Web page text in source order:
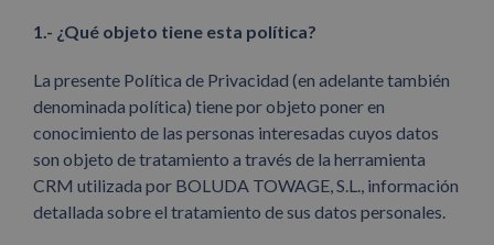
1.- ¿Qué objeto tiene esta política?
La presente Política de Privacidad (en adelante también
denominada política) tiene por objeto poner en
conocimiento de las personas interesadas cuyos datos
son objeto de tratamiento a través de la herramienta
CRM utilizada por BOLUDA TOWAGE, S.L., información
detallada sobre el tratamiento de sus datos personales.